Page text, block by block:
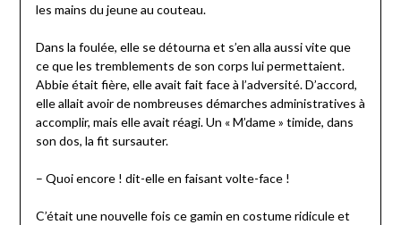
les mains du jeune au couteau.
Dans la foulée, elle se détourna et s’en alla aussi vite que
ce que les tremblements de son corps lui permettaient.
Abbie était fière, elle avait fait face à l’adversité. D’accord,
elle allait avoir de nombreuses démarches administratives à
accomplir, mais elle avait réagi. Un « M’dame » timide, dans
son dos, la fit sursauter.
– Quoi encore ! dit-elle en faisant volte-face !
C’était une nouvelle fois ce gamin en costume ridicule et